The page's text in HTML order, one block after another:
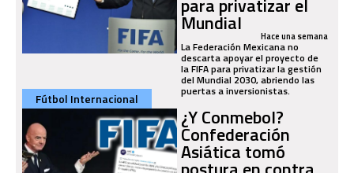
para privatizar el
Mundial Hace una semana
La Federación Mexicana no
descarta apoyar el proyecto de
la FIFA para privatizar la gestión
del Mundial 2030, abriendo las
puertas a inversionistas.
Fútbol Internacional
¿Y Conmebol?
Confederación
Asiática tomó